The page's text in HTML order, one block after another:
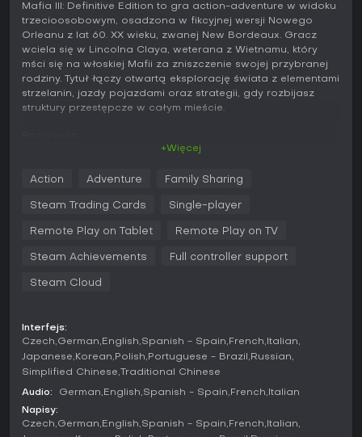
Mafia III: Definitive Edition to gra action-adventure w widoku
trzecioosobowym, osadzona w fikcyjnej wersji Nowego
Orleanu z lat 60. XX wieku, zwanej New Bordeaux. Gracz
wciela się w Lincolna Claya, weterana z Wietnamu, który
mści się na włoskiej Mafii za zniszczenie swojej przybranej
rodziny. Tytuł łączy otwartą eksplorację świata z elementami
strzelanin, jazdy pojazdami oraz strategii, gdy rozbijasz
struktury przestępcze w całym mieście.
Lincolnem Clayem, który eliminuje wrogów za pomocą broni
palnej, ataków wręcz czy taktyk skradankowych. Mechanika
pozycjonowanie są kluczowe w trakcie starć. Jazda
- możesz przemierzać ulice miasta, ścigać cele lub uciekać
informatorów czy demolując mienie wroga. Po zdobyciu
dzielnicy przydzielasz ją jednemu z trzech poruczników,
reprezentujących różne frakcje z unikalnymi bonusami.
Wybór wpływa na lojalność i odblokowuje ulepszenia, jak
lepsze bronie czy modyfikacje pojazdów. Walka oferuje
co daje swobodę w realizacji misji.
+Więcej
Action Adventure Family Sharing
Steam Trading Cards Single-player
Remote Play on Tablet Remote Play on TV
Steam Achievements Full controller support
Steam Cloud
Interfejs:
Czech German English Spanish - Spain French Italian
Japanese Korean Polish Portuguese - Brazil
Russian
Simplified Chinese
Traditional Chinese
Audio: German English Spanish - Spain French Italian
Napisy:
Czech German English Spanish - Spain French Italian